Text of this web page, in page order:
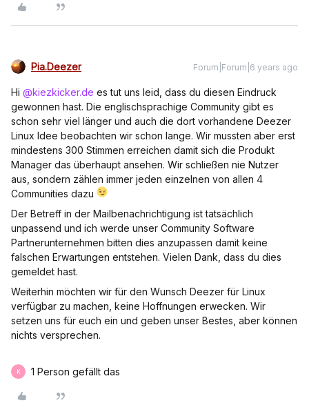
Pia.Deezer Forum|Forum|6 years ago
Hi @kiezkicker.de es tut uns leid, dass du diesen Eindruck
gewonnen hast. Die englischsprachige Community gibt es
schon sehr viel länger und auch die dort vorhandene Deezer
Linux Idee beobachten wir schon lange. Wir mussten aber erst
mindestens 300 Stimmen erreichen damit sich die Produkt
Manager das überhaupt ansehen. Wir schließen nie Nutzer
aus, sondern zählen immer jeden einzelnen von allen 4
Communities dazu
Der Betreff in der Mailbenachrichtigung ist tatsächlich
unpassend und ich werde unser Community Software
Partnerunternehmen bitten dies anzupassen damit keine
falschen Erwartungen entstehen. Vielen Dank, dass du dies
gemeldet hast.
Weiterhin möchten wir für den Wunsch Deezer für Linux
verfügbar zu machen, keine Hoffnungen erwecken. Wir
setzen uns für euch ein und geben unser Bestes, aber können
nichts versprechen.
K 1 Person gefällt das